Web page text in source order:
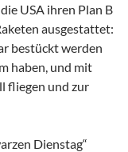
USA ihren Plan B
ausgestattet:
bestückt werden
haben, und mit
fliegen und zur
Dienstag“